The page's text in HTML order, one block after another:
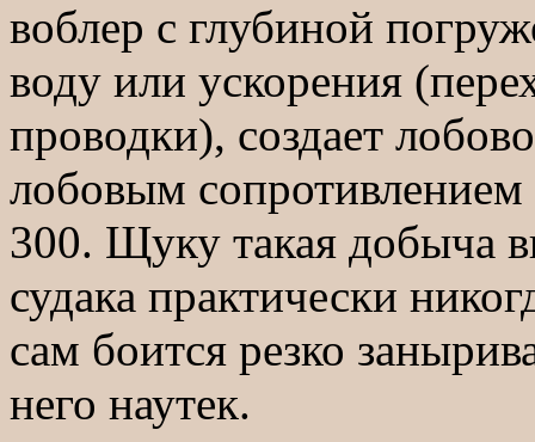
воблер с глубиной
воду или ускорения
проводки), создает
лобовым
300. Щуку такая добыча
судака практически
сам боится резко
него наутек.